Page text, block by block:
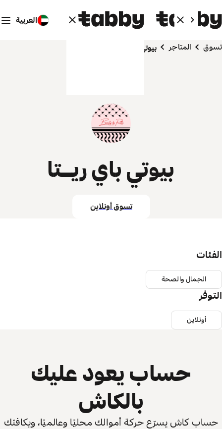
العربية
تسوق المتاجر بيوتي باي ريـتا
بيوتي باي ريـتا
تسوق أونلاين
الفئات
الجمال والصحة
التوفر
أونلاين
حساب يعود عليك
بالكاش
حساب كاش يسرّع حركة أموالك محليًا وعالميًا، ويكافئك